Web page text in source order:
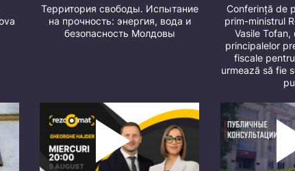
Территория свободы. Испытание
на прочность: энергия, вода и
безопасность Молдовы
Conferință de
prim-ministrul
Vasile
principalelor
fiscale
urmează să fie